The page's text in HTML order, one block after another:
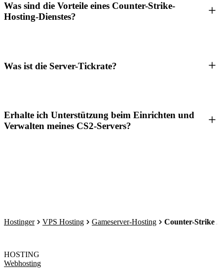
Was sind die Vorteile eines Counter-Strike-
Hosting-Dienstes?
Was ist die Server-Tickrate?
Erhalte ich Unterstützung beim Einrichten und
Verwalten meines CS2-Servers?
Hostinger VPS Hosting Gameserver-Hosting Counter-Strike
HOSTING
Webhosting